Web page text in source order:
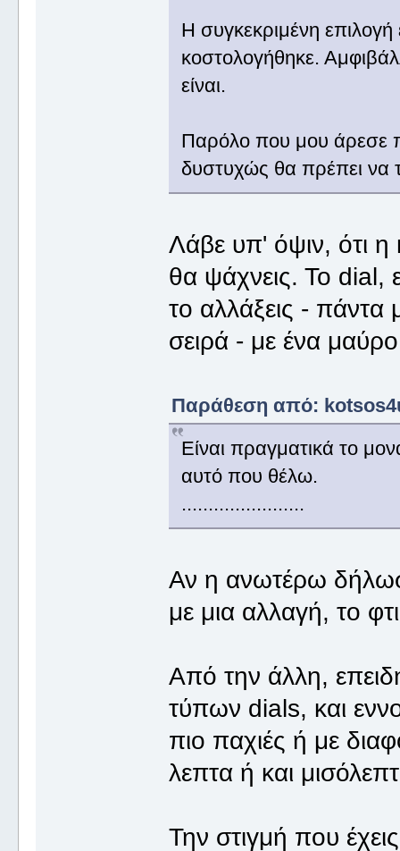
Η συγκεκριμένη επιλογή
κοστολογήθηκε.
είναι.
Παρόλο που μου άρεσε
δυστυχώς θα πρέπει
Λάβε υπ' όψιν, ότι η
θα ψάχνεις. Το dial,
το αλλάξεις - πάντα
σειρά - με ένα
Παράθεση από:
Είναι πραγματικά το
αυτό που θέλω.
.......................
Αν η ανωτέρω
με μια αλλαγή, το
Από την άλλη,
τύπων dials, και
πιο παχιές ή με
λεπτα ή και
Την στιγμή που